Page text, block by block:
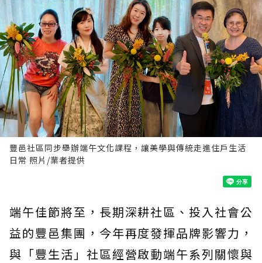
豐邑社區同步舉辦端午文化課程，讓美學與傳統走進住戶生活
日常 照片/業者提供
端午佳節將至，長期深耕社區、投入社會公
益的豐邑集團，今年再度發揮品牌影響力，
與「豐生活」社區經營啟動端午系列關懷與